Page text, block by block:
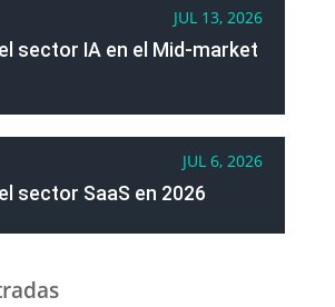
JUL 13, 2026
sector IA en el Mid-market
JUL 6, 2026
sector SaaS en 2026